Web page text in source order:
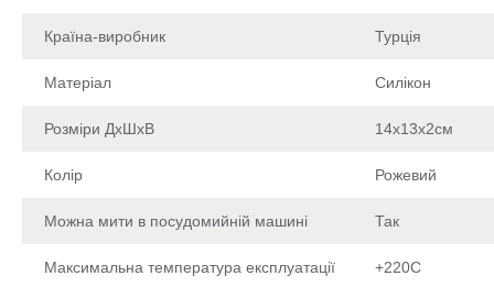
Країна-виробник Турція
Матеріал Силікон
Розміри ДхШхВ 14х13х2см
Колір Рожевий
Можна мити в посудомийній машині Так
Максимальна температура експлуатації +220С